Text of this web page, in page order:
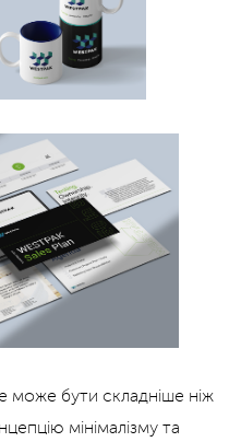
може бути складніше ніж
мінімалізму та